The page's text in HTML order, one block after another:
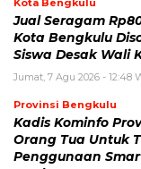
Kota Bengkulu
Jual Seragam
Kota Bengkulu
Siswa Desak Wali
Jumat, 7 Agu 2026 - 12:48
Provinsi Bengkulu
Kadis Kominfo
Orang Tua Untuk
Penggunaan